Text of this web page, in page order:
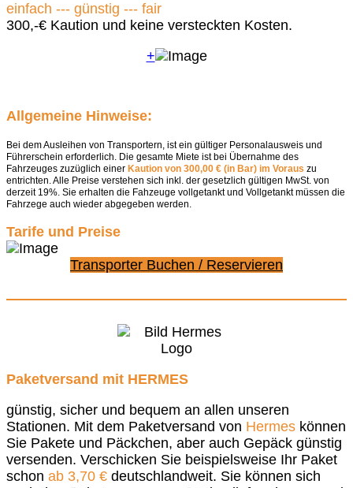
einfach --- günstig --- fair
300,-€ Kaution und keine versteckten Kosten.
+
Allgemeine Hinweise:
Bei dem Ausleihen von Transportern, ist ein gültiger Personalausweis und
Führerschein erforderlich. Die gesamte Miete ist bei Übernahme des
Fahrzeuges zuzüglich einer Kaution von 300,00 € (in Bar) im Voraus zu
entrichten. Alle Preise verstehen sich inkl. der gesetzlich gültigen MwSt. von
derzeit 19%. Sie erhalten die Fahzeuge vollgetankt und Vollgetankt müssen die
Fahrzege auch wieder abgegeben werden.
Tarife und Preise
Transporter Buchen / Reservieren
Paketversand mit HERMES
günstig, sicher und bequem an allen unseren
Stationen. Mit dem Paketversand von Hermes können
Sie Pakete und Päckchen, aber auch Gepäck günstig
versenden. Verschicken Sie beispielsweise Ihr Paket
schon ab 3,70 € deutschlandweit. Sie können sich